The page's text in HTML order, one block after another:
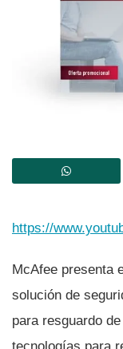
https://
McAfee presenta
solución de
para resguardo